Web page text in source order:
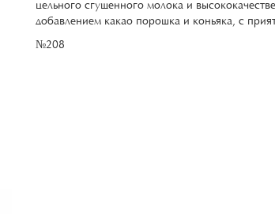
цельного сгущенного молока и
добавлением какао порошка и коньяка, с
№208